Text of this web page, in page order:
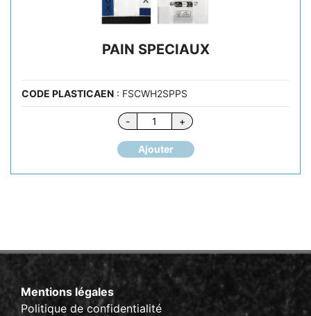
PAIN SPECIAUX
CODE PLASTICAEN : FSCWH2SPPS
-
quantité
de
PAIN
+
Ajouter
Mentions légales
Politique de confidentialité